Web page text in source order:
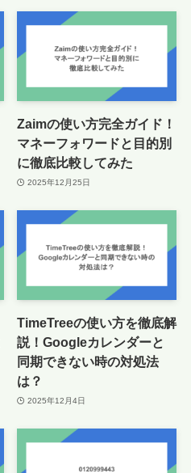
Zaimの使い方完全ガイド！
マネーフォワードと目的別
に徹底比較してみた
2025年12月25日
TimeTreeの使い方を徹底解
説！Googleカレンダーと
同期できない時の対処法
は？
2025年12月4日